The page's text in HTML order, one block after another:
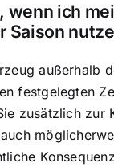
wenn ich
Saison
außerhalb
festgelegten
zusätzlich zur